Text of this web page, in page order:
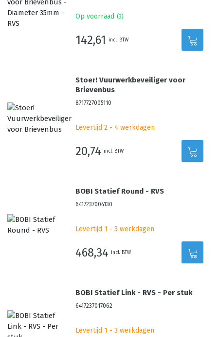
Op voorraad (3)
142,61 incl. BTW
Stoer! Vuurwerkbeveiliger voor
Brievenbus
8717727005110
Levertijd 2 - 4 werkdagen
20,74 incl. BTW
BOBI Statief Round - RVS
6417237004130
Levertijd 1 - 3 werkdagen
468,34 incl. BTW
BOBI Statief Link - RVS - Per stuk
6417237017062
Levertijd 1 - 3 werkdagen